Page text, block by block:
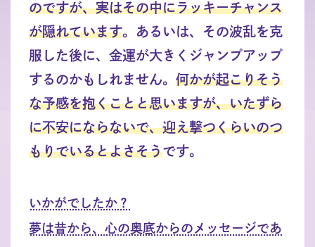
のですが、実はその中にラッキーチャンス
が隠れています。あるいは、その波乱を克
服した後に、金運が大きくジャンプアップ
するのかもしれません。 何かが起こりそう
な予感を抱くことと思いますが、いたずら
に不安にならないで、迎え撃つくらいのつ
もりでいるとよさそうです。
いかがでしたか？
夢は昔から、心の奥底からのメッセージであ